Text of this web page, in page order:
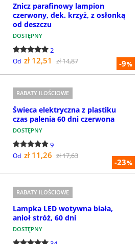
-9%
Znicz parafinowy lampion
czerwony, dek. krzyż, z osłonką
od deszczu
DOSTĘPNY
2
Od zł 12,51 zł 14,87
-23%
RABATY ILOŚCIOWE
Świeca elektryczna z plastiku
czas palenia 60 dni czerwona
DOSTĘPNY
9
Od zł 11,26 zł 17,63
RABATY ILOŚCIOWE
Lampka LED wotywna biała,
anioł stróż, 60 dni
DOSTĘPNY